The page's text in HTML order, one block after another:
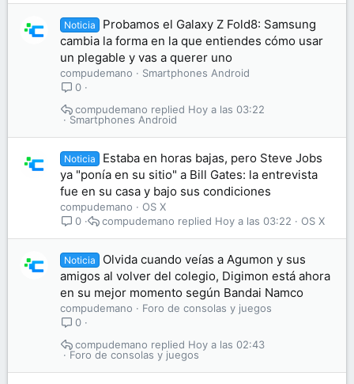
Noticia
Probamos el Galaxy Z Fold8: Samsung
cambia la forma en la que entiendes cómo usar
un plegable y vas a querer uno
compudemano
Smartphones Android
0
Smartphones Android
Hoy a las 03:22
compudemano
Noticia
Estaba en horas bajas, pero Steve Jobs
ya "ponía en su sitio" a Bill Gates: la entrevista
fue en su casa y bajo sus condiciones
compudemano
OS X
0
OS X
Hoy a las 03:22
compudemano
Noticia
Olvida cuando veías a Agumon y sus
amigos al volver del colegio, Digimon está ahora
en su mejor momento según Bandai Namco
compudemano
Foro de consolas y juegos
0
Foro de consolas y juegos
Hoy a las 02:43
compudemano